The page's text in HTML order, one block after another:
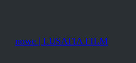
nowe | LUSATIA FILM